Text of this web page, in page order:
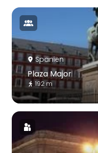
Spanien
Plaza Major
192 m